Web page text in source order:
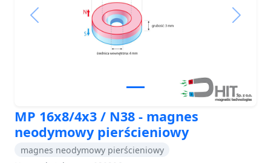
Previous Next
MP 16x8/4x3 / N38 - magnes
neodymowy pierścieniowy
magnes neodymowy pierścieniowy